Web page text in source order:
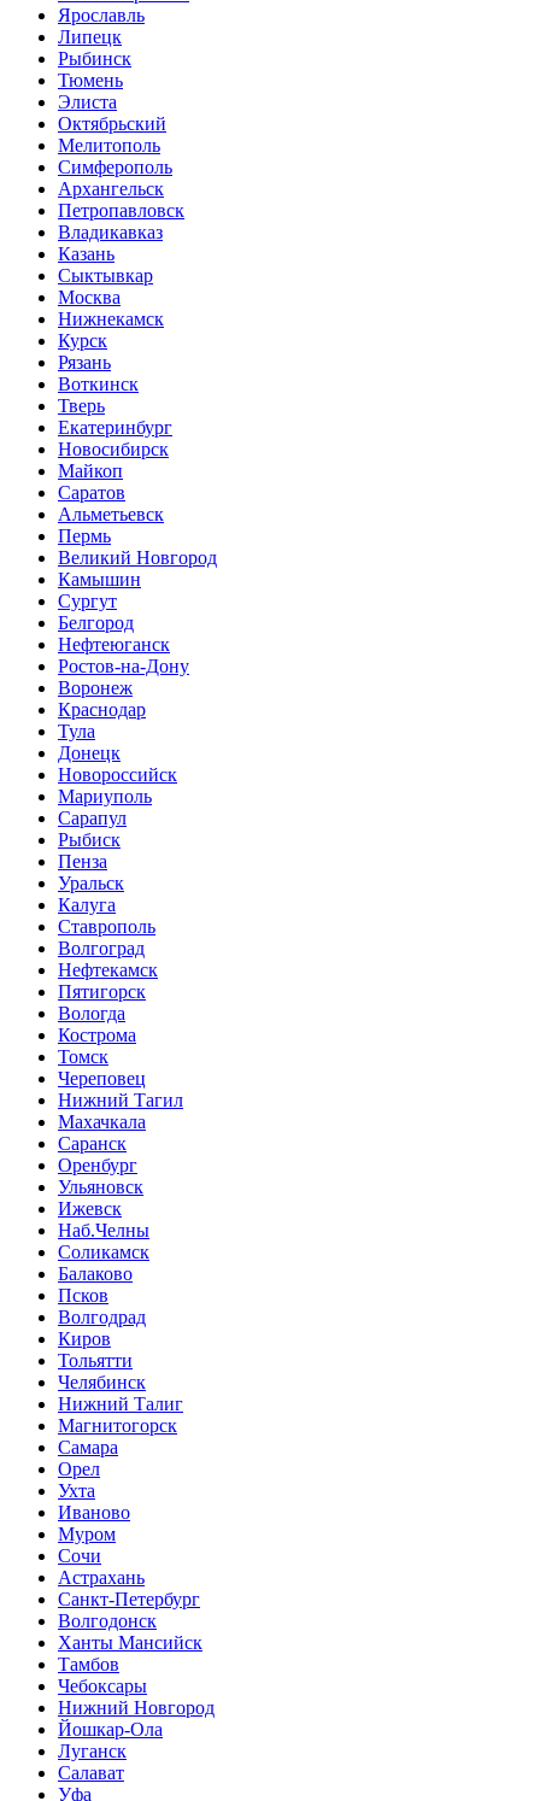
Ярославль
Липецк
Рыбинск
Тюмень
Элиста
Октябрьский
Мелитополь
Симферополь
Архангельск
Петропавловск
Владикавказ
Казань
Сыктывкар
Москва
Нижнекамск
Курск
Рязань
Воткинск
Тверь
Екатеринбург
Новосибирск
Майкоп
Саратов
Альметьевск
Пермь
Великий Новгород
Камышин
Сургут
Белгород
Нефтеюганск
Ростов-на-Дону
Воронеж
Краснодар
Тула
Донецк
Новороссийск
Мариуполь
Сарапул
Рыбиск
Пенза
Уральск
Калуга
Ставрополь
Волгоград
Нефтекамск
Пятигорск
Вологда
Кострома
Томск
Череповец
Нижний Тагил
Махачкала
Саранск
Оренбург
Ульяновск
Ижевск
Наб.Челны
Соликамск
Балаково
Псков
Волгодрад
Киров
Тольятти
Челябинск
Нижний Талиг
Магнитогорск
Самара
Орел
Ухта
Иваново
Муром
Сочи
Астрахань
Санкт-Петербург
Волгодонск
Ханты Мансийск
Тамбов
Чебоксары
Нижний Новгород
Йошкар-Ола
Луганск
Салават
Уфа